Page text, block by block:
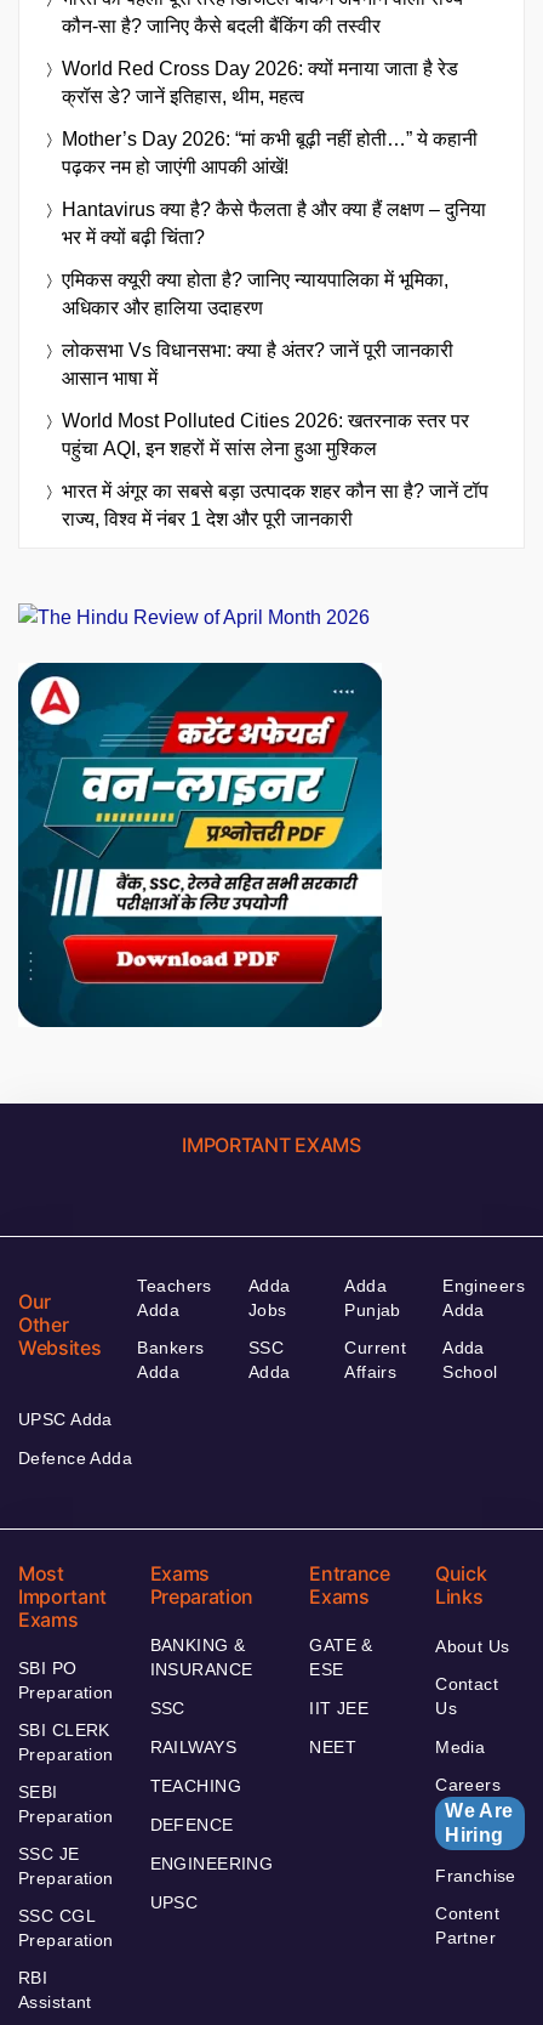
कौन-सा है? जानिए कैसे बदली बैंकिंग की तस्वीर
World Red Cross Day 2026: क्यों मनाया जाता है रेड
क्रॉस डे? जानें इतिहास, थीम, महत्व
Mother’s Day 2026: “मां कभी बूढ़ी नहीं होती…” ये कहानी
पढ़कर नम हो जाएंगी आपकी आंखें!
Hantavirus क्या है? कैसे फैलता है और क्या हैं लक्षण – दुनिया
भर में क्यों बढ़ी चिंता?
एमिकस क्यूरी क्या होता है? जानिए न्यायपालिका में भूमिका,
अधिकार और हालिया उदाहरण
लोकसभा Vs विधानसभा: क्या है अंतर? जानें पूरी जानकारी
आसान भाषा में
World Most Polluted Cities 2026: खतरनाक स्तर पर
पहुंचा AQI, इन शहरों में सांस लेना हुआ मुश्किल
भारत में अंगूर का सबसे बड़ा उत्पादक शहर कौन सा है? जानें टॉप
राज्य, विश्व में नंबर 1 देश और पूरी जानकारी
IMPORTANT EXAMS
Our
Other
Websites
Teachers
Adda
Bankers
Adda
Adda
Jobs
SSC
Adda
Adda
Punjab
Current
Affairs
Engineers
Adda
Adda
School
UPSC Adda
Defence Adda
Most
Important
Exams
SBI PO
Preparation
SBI CLERK
Preparation
SEBI
Preparation
SSC JE
Preparation
SSC CGL
Preparation
RBI
Assistant
Exams
Preparation
BANKING &
INSURANCE
SSC
RAILWAYS
TEACHING
DEFENCE
ENGINEERING
UPSC
Entrance
Exams
GATE &
ESE
IIT JEE
NEET
Quick
Links
About Us
Contact
Us
Media
Careers
We Are
Hiring
Franchise
Content
Partner